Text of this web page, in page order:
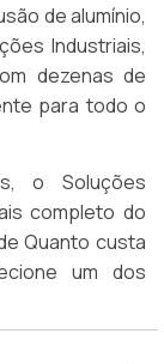
de alumínio,
Industriais,
dezenas de
para todo o
o Soluções
completo do
Quanto custa
um dos